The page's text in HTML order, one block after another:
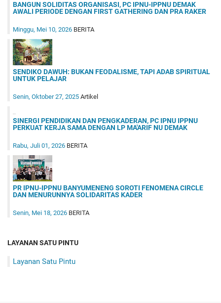
BANGUN SOLIDITAS ORGANISASI, PC IPNU-IPPNU DEMAK
AWALI PERIODE DENGAN FIRST GATHERING DAN PRA RAKER
Minggu, Mei 10, 2026 BERITA
SENDIKO DAWUH: BUKAN FEODALISME, TAPI ADAB SPIRITUAL
UNTUK PELAJAR
Senin, Oktober 27, 2025 Artikel
SINERGI PENDIDIKAN DAN PENGKADERAN, PC IPNU IPPNU
PERKUAT KERJA SAMA DENGAN LP MA'ARIF NU DEMAK
Rabu, Juli 01, 2026 BERITA
PR IPNU-IPPNU BANYUMENENG SOROTI FENOMENA CIRCLE
DAN MENURUNNYA SOLIDARITAS KADER
Senin, Mei 18, 2026 BERITA
LAYANAN SATU PINTU
Layanan Satu Pintu